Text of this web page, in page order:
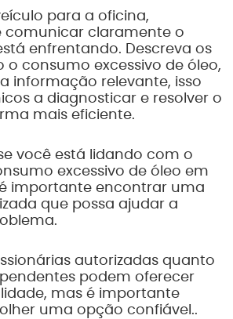
para a oficina,
comunicar claramente o
enfrentando. Descreva os
o consumo excessivo de óleo,
informação relevante, isso
a diagnosticar e resolver o
mais eficiente.
você está lidando com o
excessivo de óleo em
importante encontrar uma
que possa ajudar a
autorizadas quanto
podem oferecer
mas é importante
uma opção confiável..